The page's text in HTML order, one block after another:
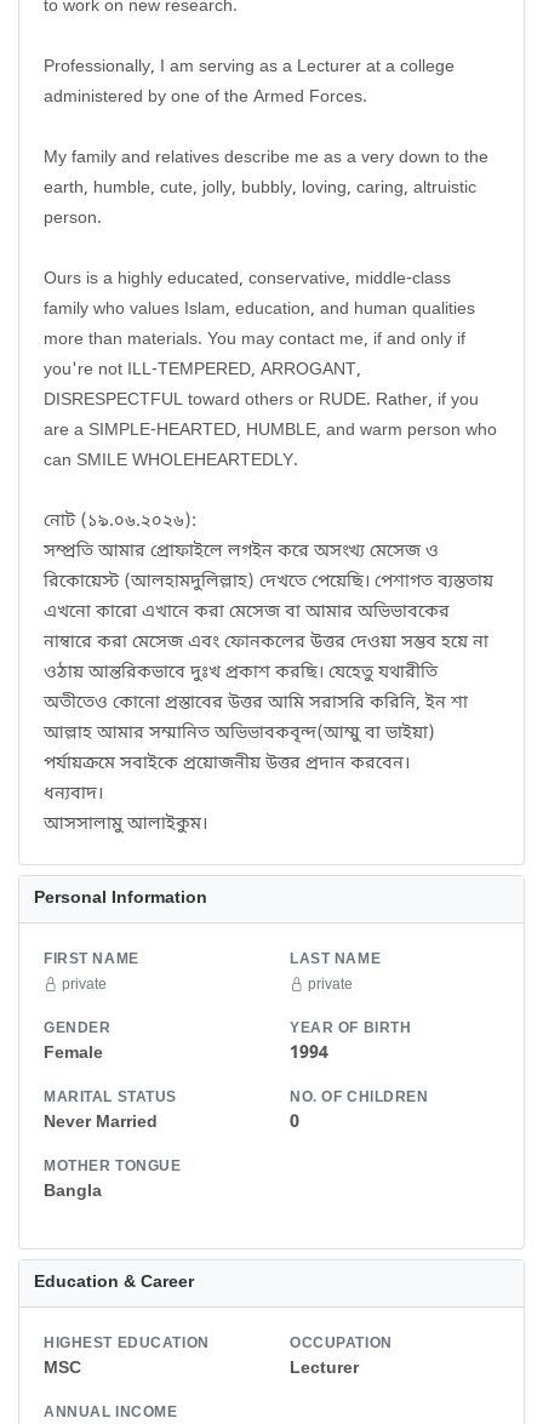
to work on new research.
Professionally, I am serving as a Lecturer at a college
administered by one of the Armed Forces.
My family and relatives describe me as a very down to the
earth, humble, cute, jolly, bubbly, loving, caring, altruistic
person.
Ours is a highly educated, conservative, middle-class
family who values Islam, education, and human qualities
more than materials. You may contact me, if and only if
you're not ILL-TEMPERED, ARROGANT,
DISRESPECTFUL toward others or RUDE. Rather, if you
are a SIMPLE-HEARTED, HUMBLE, and warm person who
can SMILE WHOLEHEARTEDLY.
নোট (১৯.০৬.২০২৬):
সম্প্রতি আমার প্রোফাইলে লগইন করে অসংখ্য মেসেজ ও
রিকোয়েস্ট (আলহামদুলিল্লাহ) দেখতে পেয়েছি। পেশাগত ব্যস্ততায়
এখনো কারো এখানে করা মেসেজ বা আমার অভিভাবকের
নাম্বারে করা মেসেজ এবং ফোনকলের উত্তর দেওয়া সম্ভব হয়ে না
ওঠায় আন্তরিকভাবে দুঃখ প্রকাশ করছি। যেহেতু যথারীতি
অতীতেও কোনো প্রস্তাবের উত্তর আমি সরাসরি করিনি, ইন শা
আল্লাহ আমার সম্মানিত অভিভাবকবৃন্দ(আম্মু বা ভাইয়া)
পর্যায়ক্রমে সবাইকে প্রয়োজনীয় উত্তর প্রদান করবেন।
ধন্যবাদ।
আসসালামু আলাইকুম।
Personal Information
FIRST NAME
private
LAST NAME
private
GENDER
Female
YEAR OF BIRTH
1994
MARITAL STATUS
Never Married
NO. OF CHILDREN
0
MOTHER TONGUE
Bangla
Education & Career
HIGHEST EDUCATION
MSC
OCCUPATION
Lecturer
ANNUAL INCOME